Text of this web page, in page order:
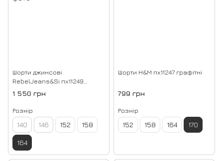
Шорти джинсові
RebelJeans&Si пх11249
графіт
1 550 грн
Розмір
140 146 152 158
164
Шорти H&M пх11247 графітні
799 грн
Розмір
152 158 164 170